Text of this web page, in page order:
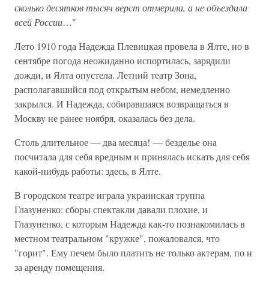
сколько десятков тысяч верст отмерила, а не объездила
всей России…"
Лето 1910 года Надежда Плевицкая провела в Ялте, но в
сентябре погода неожиданно испортилась, зарядили
дожди, и Ялта опустела. Летний театр Зона,
располагавшийся под открытым небом, немедленно
закрылся. И Надежда, собиравшаяся возвращаться в
Москву не ранее ноября, оказалась без дела.
Столь длительное — два месяца! — безделье она
посчитала для себя вредным и принялась искать для себя
какой-нибудь работы: здесь, в Ялте.
В городском театре играла украинская труппа
Глазуненко: сборы спектакли давали плохие, и
Глазуненко, с которым Надежда как-то познакомилась в
местном театральном "кружке", пожаловался, что
"горит". Ему печем было платить не только актерам, по и
за аренду помещения.